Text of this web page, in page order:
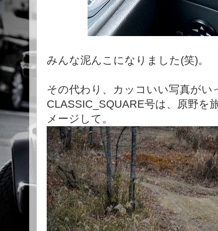
みんな泥んこになりました(笑)。
その代わり、カッコいい写真がい
CLASSIC_SQUARE号は、原野を
メージして。